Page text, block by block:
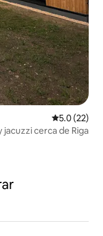
Calificación
5.0 (22)
cerca de Riga